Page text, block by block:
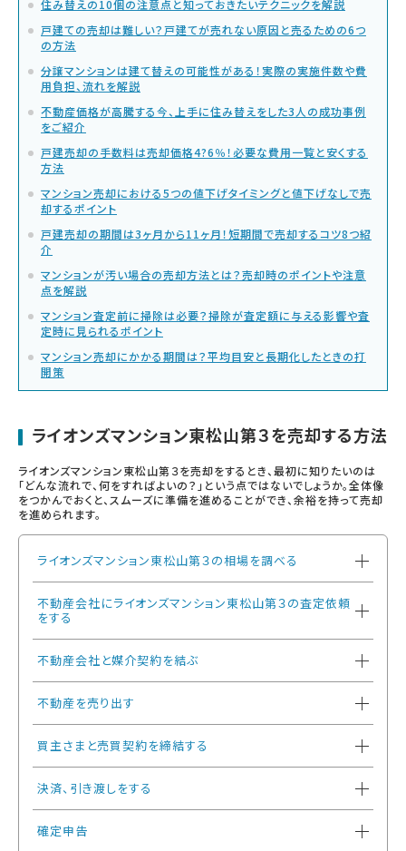
住み替えの10個の注意点と知っておきたいテクニックを解説
戸建ての売却は難しい？戸建てが売れない原因と売るための6つ
の方法
分譲マンションは建て替えの可能性がある！実際の実施件数や費
用負担、流れを解説
不動産価格が高騰する今、上手に住み替えをした3人の成功事例
をご紹介
戸建売却の手数料は売却価格4?6％！必要な費用一覧と安くする
方法
マンション売却における5つの値下げタイミングと値下げなしで売
却するポイント
戸建売却の期間は3ヶ月から11ヶ月！短期間で売却するコツ8つ紹
介
マンションが汚い場合の売却方法とは？売却時のポイントや注意
点を解説
マンション査定前に掃除は必要？掃除が査定額に与える影響や査
定時に見られるポイント
マンション売却にかかる期間は？平均目安と長期化したときの打
開策
ライオンズマンション東松山第３を売却する方法
ライオンズマンション東松山第３を売却をするとき、最初に知りたいのは
「どんな流れで、何をすればよいの？」という点ではないでしょうか。全体像
をつかんでおくと、スムーズに準備を進めることができ、余裕を持って売却
を進められます。
ライオンズマンション東松山第３の相場を調べる
不動産会社にライオンズマンション東松山第３の査定依頼
をする
不動産会社と媒介契約を結ぶ
不動産を売り出す
買主さまと売買契約を締結する
決済、引き渡しをする
確定申告